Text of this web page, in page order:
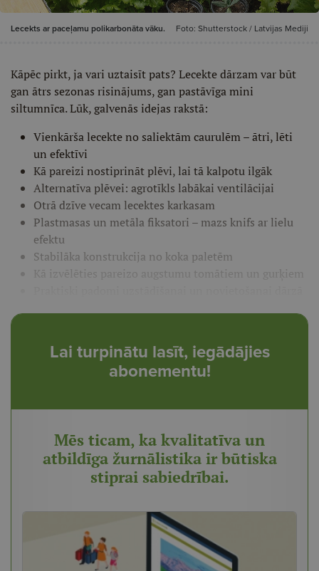
Lecekts ar paceļamu polikarbonāta vāku. Foto: Shutterstock / Latvijas Mediji
Kāpēc pirkt, ja vari uztaisīt pats? Lecekte dārzam var būt
gan ātrs sezonas risinājums, gan pastāvīga mini
siltumnīca. Lūk, galvenās idejas rakstā:
Vienkārša lecekte no saliektām caurulēm – ātri, lēti
un efektīvi
Kā pareizi nostiprināt plēvi, lai tā kalpotu ilgāk
Alternatīva plēvei: agrotīkls labākai ventilācijai
Otrā dzīve vecam lecektes karkasam
Plastmasas un metāla fiksatori – mazs knifs ar lielu
efektu
Stabilāka konstrukcija no koka paletēm
Kā izvēlēties pareizo augstumu tomātiem un gurķiem
Lai turpinātu lasīt, iegādājies
abonementu!
Mēs ticam, ka kvalitatīva un
atbildīga žurnālistika ir būtiska
stiprai sabiedrībai.